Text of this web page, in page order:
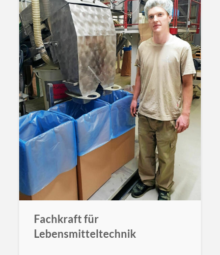
Fachkraft für
Lebensmitteltechnik